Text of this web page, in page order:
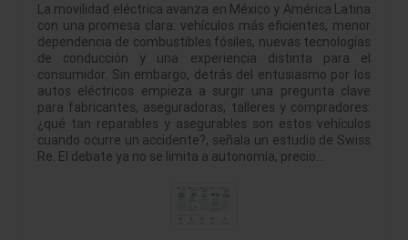
La movilidad eléctrica avanza en México y América Latina
con una promesa clara: vehículos más eficientes, menor
dependencia de combustibles fósiles, nuevas tecnologías
de conducción y una experiencia distinta para el
consumidor. Sin embargo, detrás del entusiasmo por los
autos eléctricos empieza a surgir una pregunta clave
para fabricantes, aseguradoras, talleres y compradores:
¿qué tan reparables y asegurables son estos vehículos
cuando ocurre un accidente?, señala un estudio de Swiss
Re. El debate ya no se limita a autonomía, precio…